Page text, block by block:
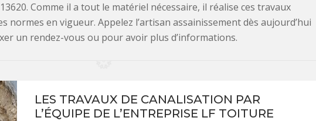
Comme il a tout le matériel nécessaire, il réalise ces travaux
normes en vigueur. Appelez l’artisan assainissement dès aujourd’hui
un rendez-vous ou pour avoir plus d’informations.
LES TRAVAUX DE CANALISATION PAR
L’ÉQUIPE DE L’ENTREPRISE LF TOITURE